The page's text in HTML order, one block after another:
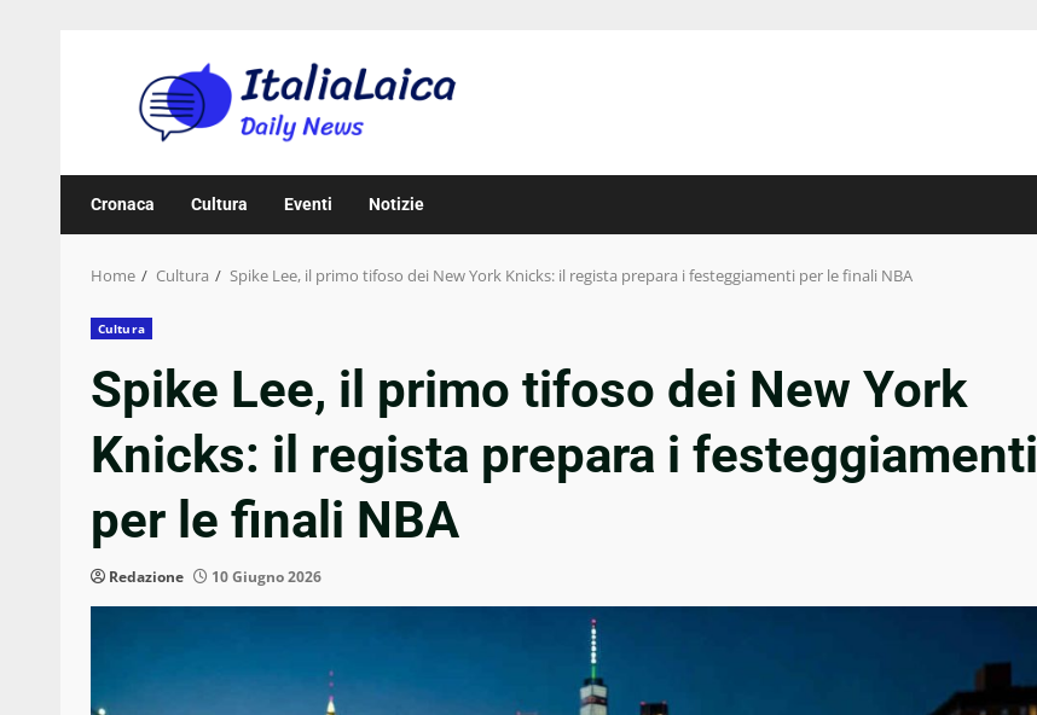
Cronaca Cultura Eventi Notizie
Home Cultura Spike Lee, il primo tifoso dei New York Knicks: il regista prepara i festeggiamenti per le finali NBA
Cultura
Spike Lee, il primo tifoso dei New York
Knicks: il regista prepara i festeggiamenti
per le finali NBA
Redazione 10 Giugno 2026